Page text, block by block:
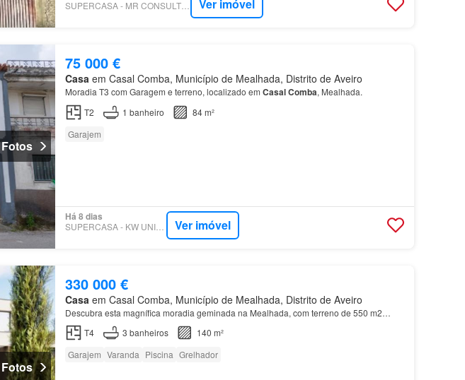
SUPERCASA - MR CONSULTORES IMOBILIÁRIOS Ver imóvel
75 000 €
Casa em Casal Comba, Município de Mealhada, Distrito de Aveiro
Moradia T3 com Garagem e terreno, localizado em CasalComba, Mealhada.
T2
1 banheiro
84 m²
Garajem
Há 8 dias
SUPERCASA - KW UNION COIMBRA Ver imóvel
330 000 €
Casa em Casal Comba, Município de Mealhada, Distrito de Aveiro
Descubra esta magnífica moradia geminada na Mealhada, com terreno de 550 m2…
T4
3 banheiros
140 m²
Garajem Varanda Piscina Grelhador